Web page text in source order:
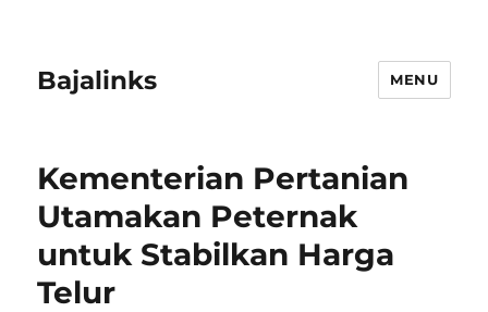
Bajalinks MENU
Kementerian Pertanian
Utamakan Peternak
untuk Stabilkan Harga
Telur